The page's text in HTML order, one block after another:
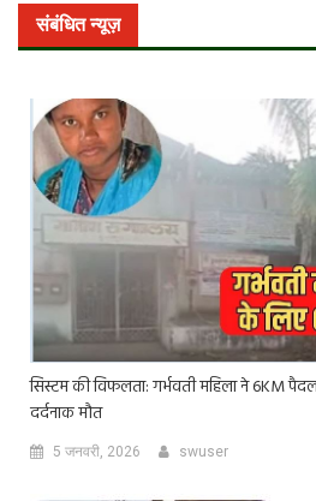
संबंधित न्यूज़
सिस्टम की विफलता: गर्भवती महिला ने 6KM
दर्दनाक मौत
5 जनवरी, 2026 swuser